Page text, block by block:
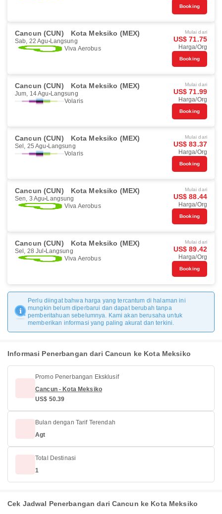
Booking
Cancun (CUN) Kota Meksiko (MEX)
Sab, 22 Agu Langsung
Viva Aerobus
Mulai dari
US$ 71.75
Harga/Org
Booking
Cancun (CUN) Kota Meksiko (MEX)
Jum, 14 Agu Langsung
Volaris
Mulai dari
US$ 71.99
Harga/Org
Booking
Cancun (CUN) Kota Meksiko (MEX)
Sel, 25 Agu Langsung
Volaris
Mulai dari
US$ 83.37
Harga/Org
Booking
Cancun (CUN) Kota Meksiko (MEX)
Sen, 3 Agu Langsung
Viva Aerobus
Mulai dari
US$ 88.44
Harga/Org
Booking
Cancun (CUN) Kota Meksiko (MEX)
Sel, 28 Jul Langsung
Viva Aerobus
Mulai dari
US$ 89.42
Harga/Org
Booking
Perlu diingat bahwa harga yang tercantum di halaman ini
mungkin belum diperbarui dan dapat berubah tanpa
pemberitahuan sebelumnya. Kami akan berusaha untuk
memberikan informasi yang paling akurat dan terkini.
Informasi Penerbangan dari Cancun ke Kota Meksiko
Promo Penerbangan Eksklusif
Cancun - Kota Meksiko
US$ 50.39
Bulan dengan Tarif Terendah
Agt
Total Destinasi
1
Cek Jadwal Penerbangan dari Cancun ke Kota Meksiko